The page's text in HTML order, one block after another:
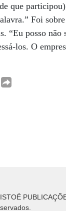
que
Foi
“Eu posso não
los. O